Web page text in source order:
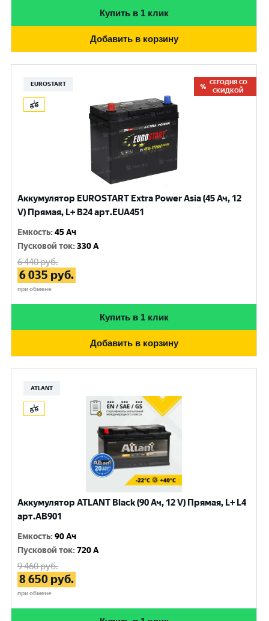
Купить в 1 клик
Добавить в корзину
EUROSTART
СЕГОДНЯ СО
СКИДКОЙ
Аккумулятор EUROSTART Extra Power Asia (45 Ач, 12
V) Прямая, L+ B24 арт.EUA451
Емкость:45 Ач
Пусковой ток:330 A
6 440руб.
6 035 руб.
при обмене
Купить в 1 клик
Добавить в корзину
ATLANT
Аккумулятор ATLANT Black (90 Ач, 12 V) Прямая, L+ L4
арт.AB901
Емкость:90 Ач
Пусковой ток:720 A
9 460руб.
8 650 руб.
при обмене